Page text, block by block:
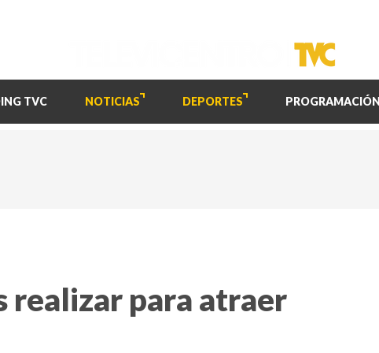
TVC NOTICIAS DEPORTES PROGRAMACIÓN
realizar para atraer